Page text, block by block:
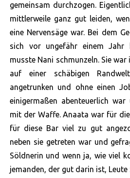
gemeinsam durchzogen.
mittlerweile ganz gut leiden,
eine Nervensäge war. Bei dem
sich vor ungefähr einem Jahr
musste Nani schmunzeln. Sie
auf einer schäbigen
angetrunken und ohne einen
einigermaßen abenteuerlich
mit der Waffe. Anaata war für
für diese Bar viel zu gut
neben sie getreten war und
Söldnerin und wenn ja, wie viel
jemanden, der gut darin ist, Leute